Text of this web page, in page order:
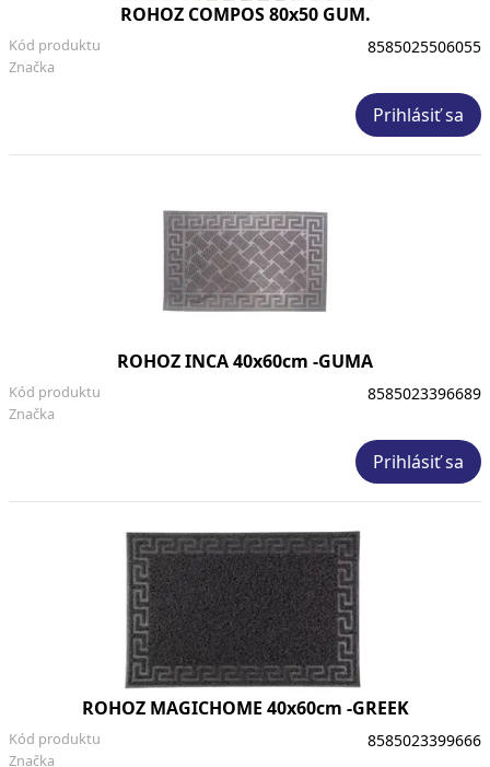
ROHOZ COMPOS 80x50 GUM.
Značka
Kód produktu 8585025506055
Prihlásiť sa
ROHOZ INCA 40x60cm -GUMA
Značka
Kód produktu 8585023396689
Prihlásiť sa
ROHOZ MAGICHOME 40x60cm -GREEK
Značka
Kód produktu 8585023399666